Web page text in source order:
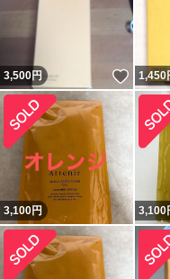
3,500円 いい
1,450
3,100円 3,100